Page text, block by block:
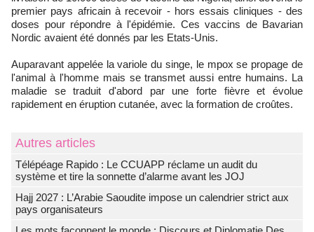
premier pays africain à recevoir - hors essais cliniques - des
doses pour répondre à l'épidémie. Ces vaccins de Bavarian
Nordic avaient été donnés par les Etats-Unis.
Auparavant appelée la variole du singe, le mpox se propage de
l'animal à l'homme mais se transmet aussi entre humains. La
maladie se traduit d'abord par une forte fièvre et évolue
rapidement en éruption cutanée, avec la formation de croûtes.
Autres articles
Télépéage Rapido : Le CCUAPP réclame un audit du
système et tire la sonnette d’alarme avant les JOJ
Hajj 2027 : L’Arabie Saoudite impose un calendrier strict aux
pays organisateurs